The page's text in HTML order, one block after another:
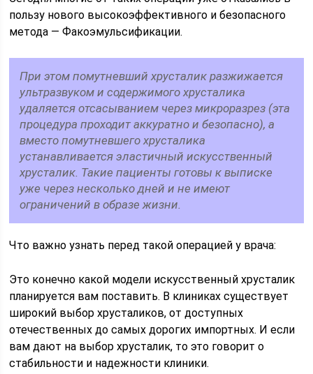
пользу нового высокоэффективного и безопасного
метода — Факоэмульсификации.
При этом помутневший хрусталик разжижается
ультразвуком и содержимого хрусталика
удаляется отсасыванием через микроразрез (эта
процедура проходит аккуратно и безопасно), а
вместо помутневшего хрусталика
устанавливается эластичный искусственный
хрусталик. Такие пациенты готовы к выписке
уже через несколько дней и не имеют
ограничений в образе жизни.
Что важно узнать перед такой операцией у врача:
Это конечно какой модели искусственный хрусталик
планируется вам поставить. В клиниках существует
широкий выбор хрусталиков, от доступных
отечественных до самых дорогих импортных. И если
вам дают на выбор хрусталик, то это говорит о
стабильности и надежности клиники.